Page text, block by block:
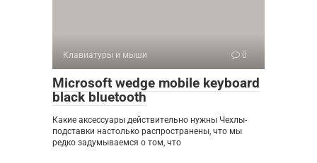
Клавиатуры и мыши 0
Microsoft wedge mobile keyboard
black bluetooth
Какие аксессуары действительно нужны Чехлы-
подставки настолько распространены, что мы
редко задумываемся о том, что